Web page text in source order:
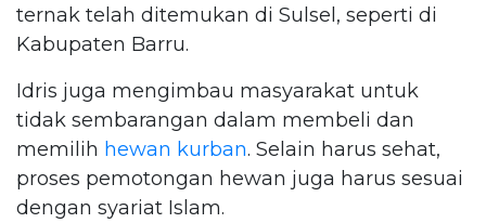
ternak telah ditemukan di Sulsel, seperti di
Kabupaten Barru.
Idris juga mengimbau masyarakat untuk
tidak sembarangan dalam membeli dan
memilih hewan kurban. Selain harus sehat,
proses pemotongan hewan juga harus sesuai
dengan syariat Islam.